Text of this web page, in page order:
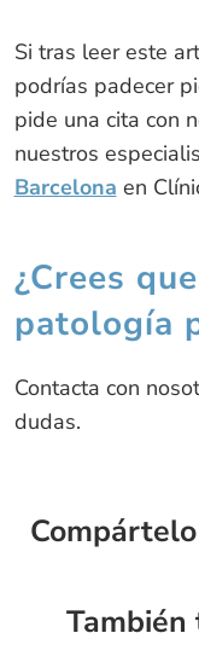
Si tras leer este
podrías padecer
pide una cita con
nuestros
Barcelona en
¿Crees
patología
Contacta con
dudas.
También